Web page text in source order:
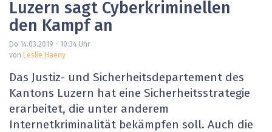
Luzern sagt Cyberkriminellen
den Kampf an
Do 14.03.2019 - 10:34 Uhr
von Leslie Haeny
Das Justiz- und Sicherheitsdepartement des
Kantons Luzern hat eine Sicherheitsstrategie
erarbeitet, die unter anderem
Internetkriminalität bekämpfen soll. Auch die